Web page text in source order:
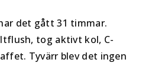
det gått 31 timmar.
tog aktivt kol, C-
Tyvärr blev det ingen